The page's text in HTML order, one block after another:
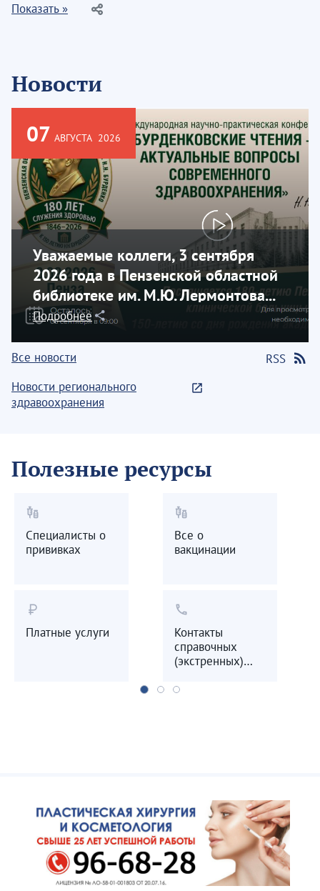
Показать »
Новости
07 АВГУСТА 2026
Уважаемые коллеги, 3 сентября
2026 года в Пензенской областной
библиотеке им. М.Ю. Лермонтова...
Подробнее
Все новости
RSS
Новости регионального
здравоохранения
Полезные ресурсы
vaccines
Специалисты о
прививках
vaccines
Все о
вакцинации
currency_ruble
Платные услуги
call
Контакты
справочных
(экстренных)